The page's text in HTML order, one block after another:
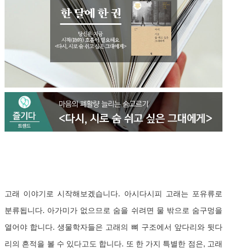
고래 이야기로 시작해보겠습니다. 아시다시피 고래는 포유류로
분류됩니다. 아가미가 없으므로 숨을 쉬려면 물 밖으로 숨구멍을
열어야 합니다. 생물학자들은 고래의 뼈 구조에서 앞다리와 뒷다
리의 흔적을 볼 수 있다고도 합니다. 또 한 가지 특별한 점은, 고래